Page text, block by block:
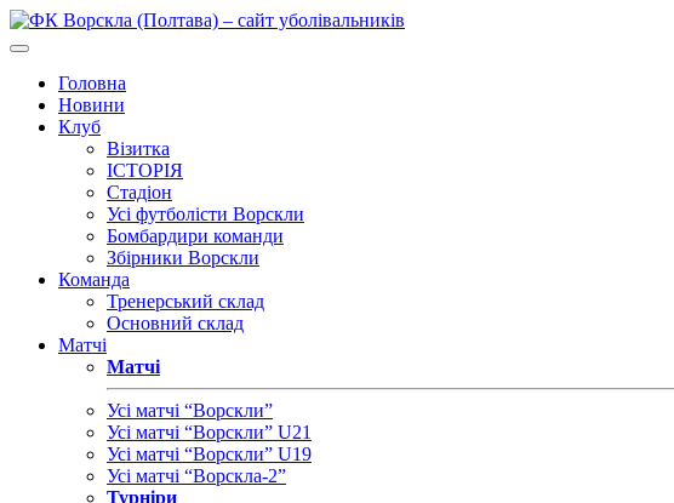
Головна
Новини
Клуб
Візитка
ІСТОРІЯ
Стадіон
Усі футболісти Ворскли
Бомбардири команди
Збірники Ворскли
Команда
Тренерський склад
Основний склад
Матчі
Матчі
Усі матчі “Ворскли”
Усі матчі “Ворскли” U21
Усі матчі “Ворскли” U19
Усі матчі “Ворскла-2”
Турніри